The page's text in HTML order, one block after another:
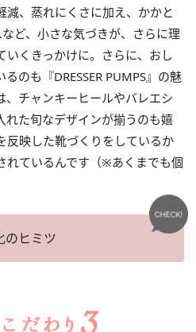
減、蒸れにくさに加え、かかと
ど、小さな気づきが、さらに理
いくきっかけに。さらに、おし
のも『DRESSER PUMPS』の魅
、チャンキーヒールやバレエシ
れた旬なデザインが揃うのも嬉
反映した靴づくりをしているか
れているんです（※あくまでも個
のヒミツ